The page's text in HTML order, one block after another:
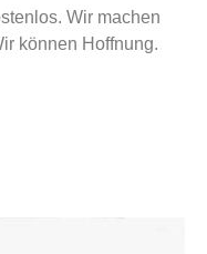
Wir machen
können Hoffnung.